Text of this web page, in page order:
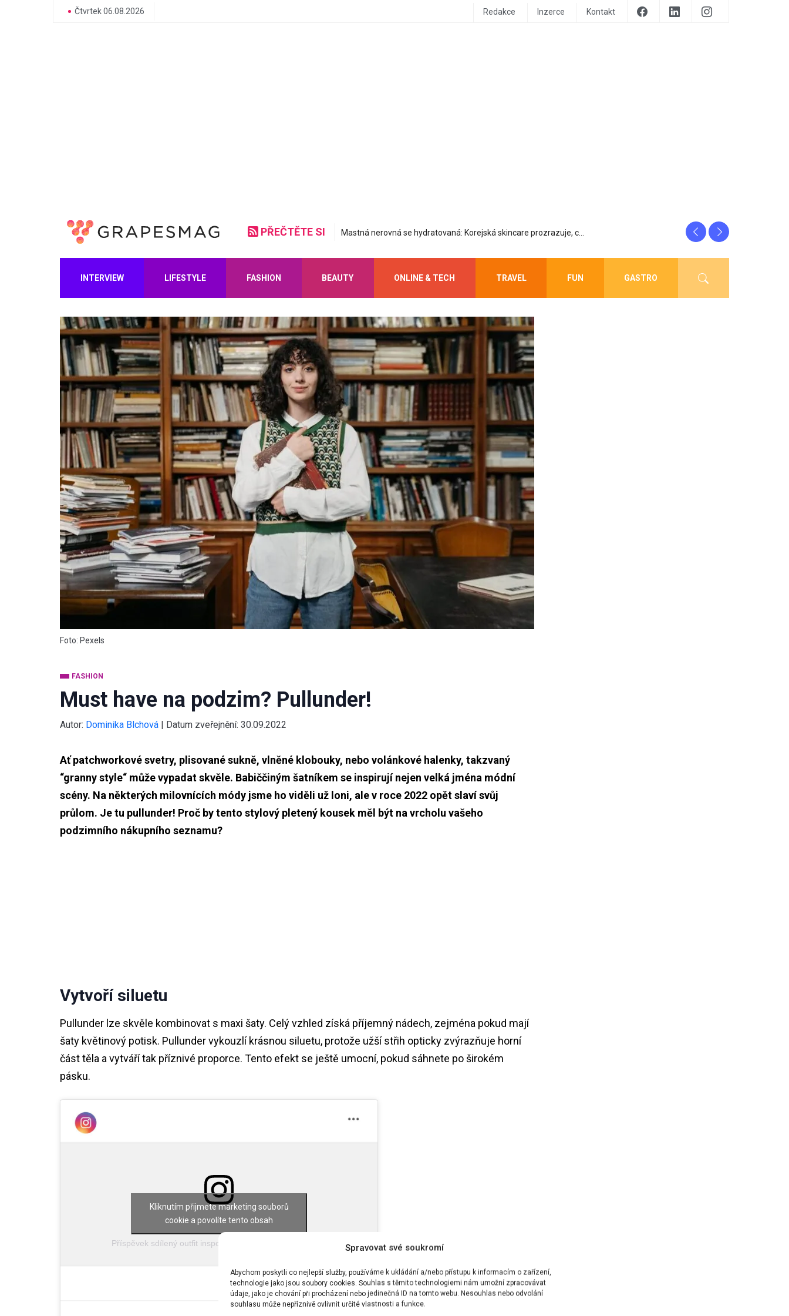
Spravovat své soukromí
Abychom poskytli co nejlepší služby, používáme k ukládání a/nebo přístupu k informacím o zařízení,
technologie jako jsou soubory cookies. Souhlas s těmito technologiemi nám umožní zpracovávat
údaje, jako je chování při procházení nebo jedinečná ID na tomto webu. Nesouhlas nebo odvolání
souhlasu může nepříznivě ovlivnit určité vlastnosti a funkce.
Čtvrtek 06.08.2026 Redakce Inzerce Kontakt
PŘEČTĚTE SI Do letadla stylově a pohodlně: Inspirujte se airport outfity, ... PreviousNext
INTERVIEW LIFESTYLE FASHION BEAUTY ONLINE & TECH TRAVEL FUN GASTRO
Foto: Pexels
FASHION
Must have na podzim? Pullunder!
Autor: Dominika Blchová | Datum zveřejnění: 30.09.2022
Ať patchworkové svetry, plisované sukně, vlněné klobouky, nebo volánkové halenky, takzvaný
“granny style“ může vypadat skvěle. Babiččiným šatníkem se inspirují nejen velká jména módní
scény. Na některých milovnících módy jsme ho viděli už loni, ale v roce 2022 opět slaví svůj
průlom. Je tu pullunder! Proč by tento stylový pletený kousek měl být na vrcholu vašeho
podzimního nákupního seznamu?
Vytvoří siluetu
Pullunder lze skvěle kombinovat s maxi šaty. Celý vzhled získá příjemný nádech, zejména pokud mají
šaty květinový potisk. Pullunder vykouzlí krásnou siluetu, protože užší střih opticky zvýrazňuje horní
část těla a vytváří tak příznivé proporce. Tento efekt se ještě umocní, pokud sáhnete po širokém
pásku.
Příspěvek sdílený outfit inspo | outfit reels (@looksandfits)
Kliknutím přijmete marketing souborů
cookie a povolíte tento obsah